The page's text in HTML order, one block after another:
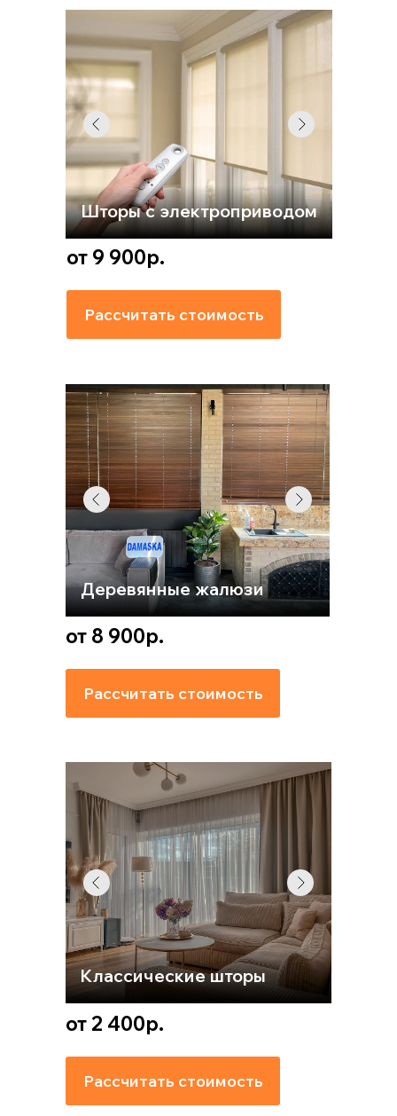
Рассчитать стоимость
от 2 400р.
Классические шторы
Рассчитать стоимость
от 8 900р.
Деревянные жалюзи
Рассчитать стоимость
от 9 900р.
Шторы с электроприводом